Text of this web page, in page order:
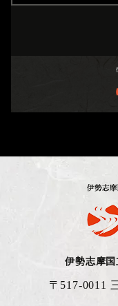
伊勢志摩
〒517-0011